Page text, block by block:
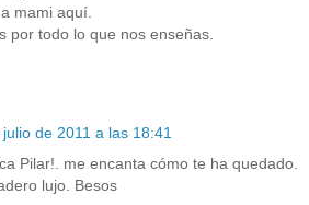
mami aquí.
por todo lo que nos enseñas.
de 2011 a las 18:41
Pilar!. me encanta cómo te ha quedado.
lujo. Besos